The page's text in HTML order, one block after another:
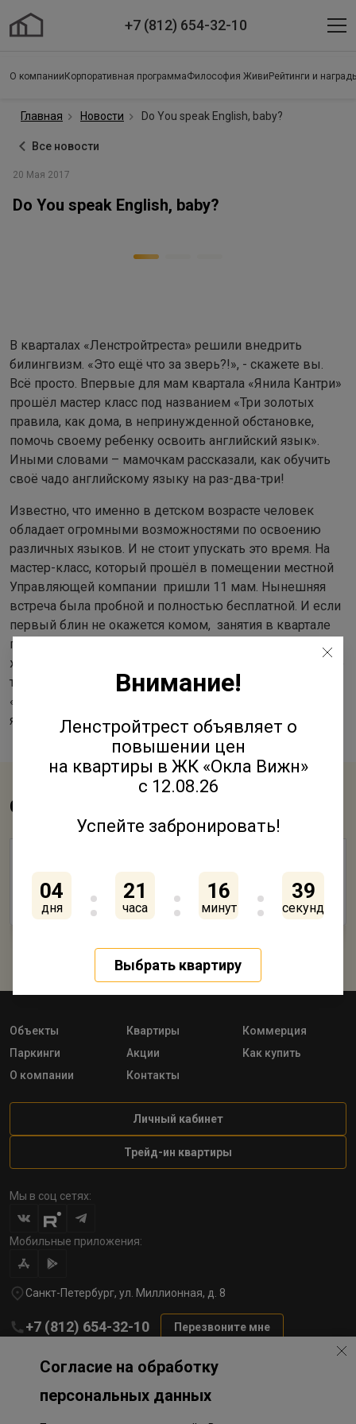
+7 (812) 654-32-10
О компании Корпоративная программаФилософия Живи Рейтинги и
Главная Новости Do You speak English, baby?
Все новости
20 Мая 2017
Do You speak English, baby?
В кварталах «Ленстройтреста» решили внедрить
билингвизм. «Это ещё что за зверь?!», - скажете вы.
Всё просто. Впервые для мам квартала «Янила Кантри»
прошёл мастер класс под названием «Три золотых
правила, как дома, в непринужденной обстановке,
помочь своему ребенку освоить английский язык».
Иными словами – мамочкам рассказали, как обучить
своё чадо английскому языку на раз-два-три!
Известно, что именно в детском возрасте человек
обладает огромными возможностями по освоению
различных языков. И не стоит упускать это время. На
мастер-класс, который прошёл в помещении местной
Управляющей компании пришли 11 мам. Нынешняя
встреча была пробной и полностью бесплатной. И если
первый блин не окажется комом, занятия в квартале
пойдут регулярно, но уже на платной основе. Однако
жителям кварталов «Ленстройтреста» они обойдутся не
так дорого – с 20 процентной скидкой. Добавим, в
«Школе мистера Рэббита» занятия ведут носители
языка, на них ждут и совсем малышей, от 0 лет.
Смотрите также
только…
02 Июня 2017
Объекты Квартиры
Коммерция
Паркинги
Акции
Как купить
О компании
Контакты
Личный кабинет
Трейд-ин квартиры
Мы в соц сетях:
Мобильные приложения:
Санкт-Петербург, ул. Миллионная, д. 8
+7 (812) 654-32-10 Перезвоните мне
Политика обработки персональных данных
Внимание!
Ленстройтрест объявляет о
повышении цен
на квартиры в ЖК «Окла Вижн»
с 12.08.26
Успейте забронировать!
04
дня
21
часа
16
минут
39
секунд
Выбрать квартиру
Согласие на обработку
персональных данных